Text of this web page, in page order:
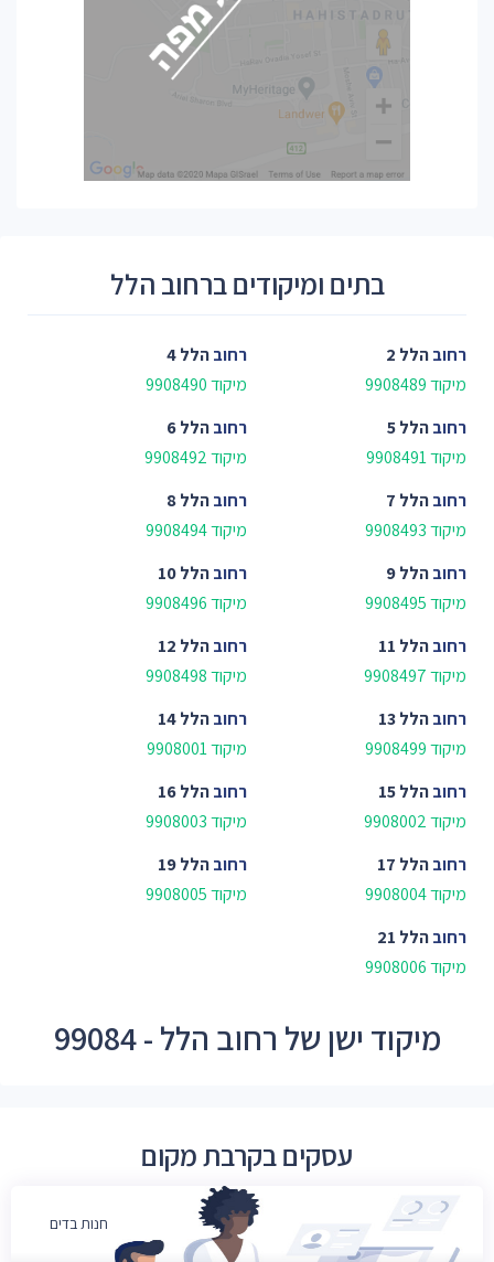
בתים ומיקודים ברחוב הלל
רחובהלל 2
מיקוד 9908489
רחובהלל 4
מיקוד 9908490
רחובהלל 5
מיקוד 9908491
רחובהלל 6
מיקוד 9908492
רחובהלל 7
מיקוד 9908493
רחובהלל 8
מיקוד 9908494
רחובהלל 9
מיקוד 9908495
רחובהלל 10
מיקוד 9908496
רחובהלל 11
מיקוד 9908497
רחובהלל 12
מיקוד 9908498
רחובהלל 13
מיקוד 9908499
רחובהלל 14
מיקוד 9908001
רחובהלל 15
מיקוד 9908002
רחובהלל 16
מיקוד 9908003
רחובהלל 17
מיקוד 9908004
רחובהלל 19
מיקוד 9908005
רחובהלל 21
מיקוד 9908006
מיקוד ישן של רחוב הלל - 99084
עסקים בקרבת מקום
חנות בדים